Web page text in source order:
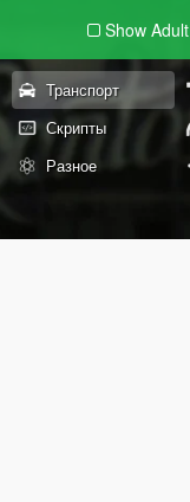
Show Adult
Транспорт
Скрипты
Разное